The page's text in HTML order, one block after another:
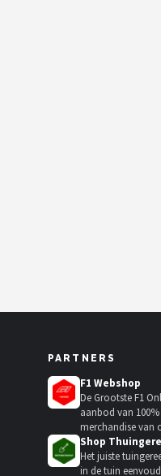
PARTNERS
F1 Webshop
De Grootste F1
aanbod van
merchandise van
Shop
Het juiste
in de tuin